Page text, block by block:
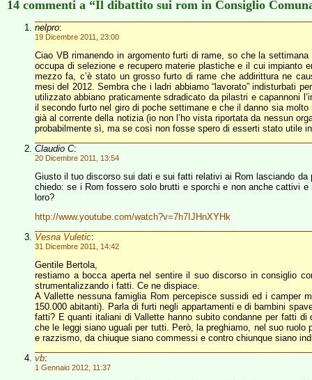
14 commenti a “Il dibattito sui rom in Consiglio
nelpro:
19 Dicembre 2011, 23:00
Ciao VB rimanendo in argomento furti di rame, so che la
occupa di selezione e recupero materie plastiche e il cui impianto
mezzo fa, c’è stato un grosso furto di rame che addirittura ne
mesi del 2012. Sembra che i ladri abbiamo “lavorato” indisturbati
utilizzato abbiano praticamente sdradicato da pilastri e capannoni
il secondo furto nel giro di poche settimane e che il danno sia
già al corrente della notizia (io non l’ho vista riportata da nessun
probabilmente sì, ma se così non fosse spero di esserti stato utile
Claudio C:
20 Dicembre 2011, 13:54
Giusto il tuo discorso sui dati e sui fatti relativi ai Rom lasciando
chiedo: se i Rom fossero solo brutti e sporchi e non anche cattivi
loro?
http://www.youtube.com/watch?v=7h7IJHnXYHk
Vesna Vuletic:
31 Dicembre 2011, 14:42
Gentile Bertola,
restiamo a bocca aperta nel sentire il suo discorso in consiglio
strumentalizzando i fatti. Ce ne dispiace.
A Vallette nessuna famiglia Rom percepisce sussidi ed i camper
150.000 abitanti). Parla di furti negli appartamenti e di bambini
fatti? E quanti italiani di Vallette hanno subito condanne per fatti
che le leggi siano uguali per tutti. Però, la preghiamo, nel suo
e razzismo, da chiuque siano commessi e contro chiunque siano
vb:
1 Gennaio 2012, 11:37